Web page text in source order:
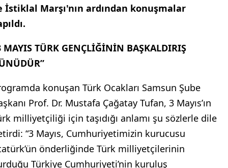
İstiklal Marşı'nın ardından konuşmalar
MAYIS TÜRK GENÇLİĞİNİN BAŞKALDIRIŞ
konuşan Türk Ocakları Samsun Şube
Prof. Dr. Mustafa Çağatay Tufan, 3 Mayıs’ın
milliyetçiliği için taşıdığı anlamı şu sözlerle dile
“3 Mayıs, Cumhuriyetimizin kurucusu
önderliğinde Türk milliyetçilerinin
Türkiye Cumhuriyeti’nin kuruluş